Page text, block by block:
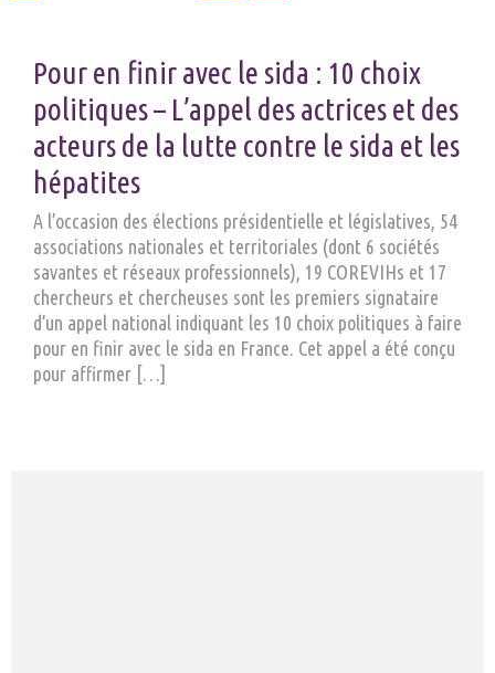
Pour en finir avec le sida : 10 choix
politiques – L’appel des actrices et des
acteurs de la lutte contre le sida et les
hépatites
A l’occasion des élections présidentielle et législatives, 54
associations nationales et territoriales (dont 6 sociétés
savantes et réseaux professionnels), 19 COREVIHs et 17
chercheurs et chercheuses sont les premiers signataire
d’un appel national indiquant les 10 choix politiques à faire
pour en finir avec le sida en France. Cet appel a été conçu
pour affirmer […]